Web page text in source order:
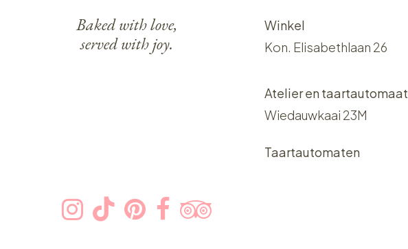
Baked with love,
served with joy.
Winkel
Kon. Elisabethlaan 26
Atelier en taartautomaat
Wiedauwkaai 23M
Taartautomaten